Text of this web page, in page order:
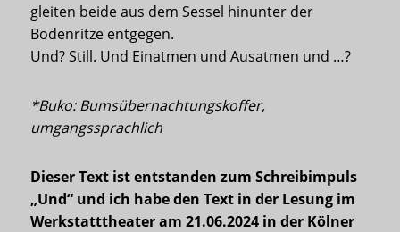
gleiten beide aus dem Sessel hinunter der
Bodenritze entgegen.
Und? Still. Und Einatmen und Ausatmen und …?
*Buko: Bumsübernachtungskoffer,
umgangssprachlich
Dieser Text ist entstanden zum Schreibimpuls
„Und“ und ich habe den Text in der Lesung im
Werkstatttheater am 21.06.2024 in der Kölner